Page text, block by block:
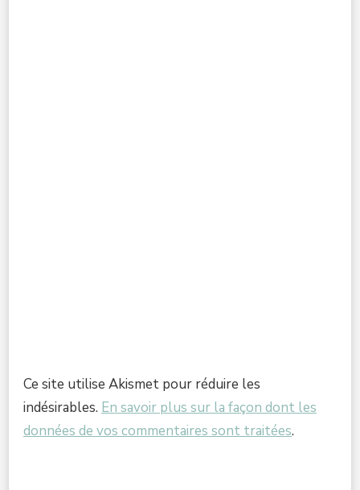
Ce site utilise Akismet pour réduire les
indésirables. En savoir plus sur la façon dont les
données de vos commentaires sont traitées.